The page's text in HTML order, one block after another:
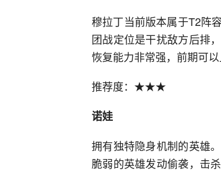
穆拉丁当前版本属于T2阵
团战定位是干扰敌方后排
恢复能力非常强，前期可
推荐度：★★★
诺娃
拥有独特隐身机制的英雄
脆弱的英雄发动偷袭，击